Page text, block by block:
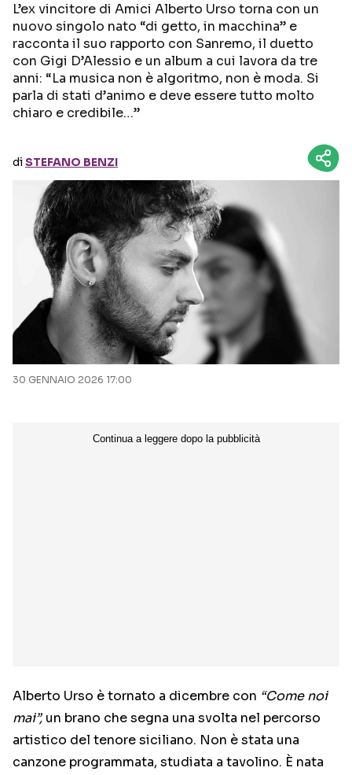
Seguici sui social
L’ex vincitore di Amici Alberto Urso torna con un
nuovo singolo nato “di getto, in macchina” e
racconta il suo rapporto con Sanremo, il duetto
con Gigi D’Alessio e un album a cui lavora da tre
anni: “La musica non è algoritmo, non è moda. Si
parla di stati d’animo e deve essere tutto molto
chiaro e credibile…”
diSTEFANO BENZI
30 GENNAIO 2026 17:00
Alberto Urso è tornato a dicembre con “Come noi
mai”, un brano che segna una svolta nel percorso
artistico del tenore siciliano. Non è stata una
canzone programmata, studiata a tavolino. È nata